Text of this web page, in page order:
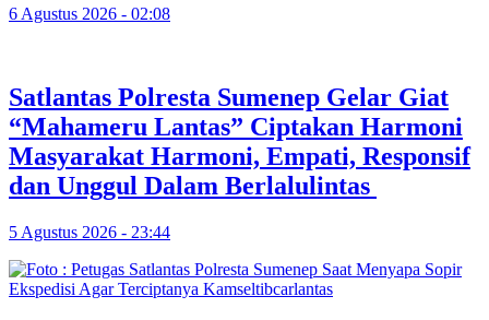
6 Agustus 2026 - 02:08
Satlantas Polresta Sumenep Gelar Giat
“Mahameru Lantas” Ciptakan Harmoni
Masyarakat Harmoni, Empati, Responsif
dan Unggul Dalam Berlalulintas
5 Agustus 2026 - 23:44